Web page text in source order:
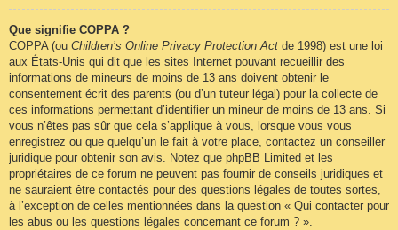
Que signifie COPPA ?
COPPA (ou Children’s Online Privacy Protection Act de 1998) est une loi
aux États-Unis qui dit que les sites Internet pouvant recueillir des
informations de mineurs de moins de 13 ans doivent obtenir le
consentement écrit des parents (ou d’un tuteur légal) pour la collecte de
ces informations permettant d’identifier un mineur de moins de 13 ans. Si
vous n’êtes pas sûr que cela s’applique à vous, lorsque vous vous
enregistrez ou que quelqu’un le fait à votre place, contactez un conseiller
juridique pour obtenir son avis. Notez que phpBB Limited et les
propriétaires de ce forum ne peuvent pas fournir de conseils juridiques et
ne sauraient être contactés pour des questions légales de toutes sortes,
à l’exception de celles mentionnées dans la question « Qui contacter pour
les abus ou les questions légales concernant ce forum ? ».